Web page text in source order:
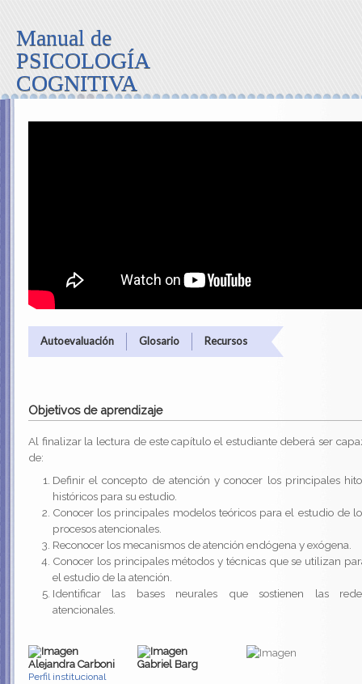
Manual de
PSICOLOGÍA
COGNITIVA
Autoevaluación Glosario Recursos
Objetivos de aprendizaje
Al finalizar la lectura de este capítulo el estudiante deberá ser
de:
Definir el concepto de atención y conocer los principales
históricos para su estudio.
Conocer los principales modelos teóricos para el estudio de
procesos atencionales.
Reconocer los mecanismos de atención endógena y exógena.
Conocer los principales métodos y técnicas que se utilizan
el estudio de la atención.
Identificar las bases neurales que sostienen las
atencionales.
Alejandra Carboni
Perfil institucional
Gabriel Barg